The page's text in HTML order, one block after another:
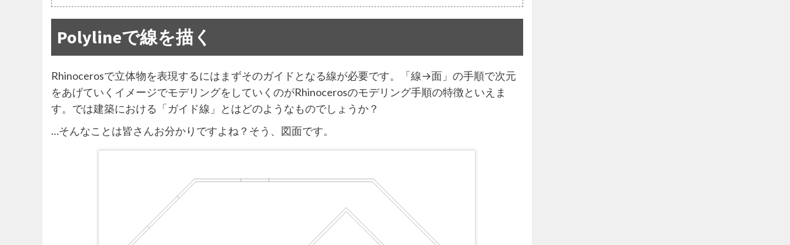
Polylineで線を描く
Rhinocerosで立体物を表現するにはまずそのガイドとなる線が必要です。「線→面」の手順で次元
をあげていくイメージでモデリングをしていくのがRhinocerosのモデリング手順の特徴といえま
す。では建築における「ガイド線」とはどのようなものでしょうか？
…そんなことは皆さんお分かりですよね？そう、図面です。